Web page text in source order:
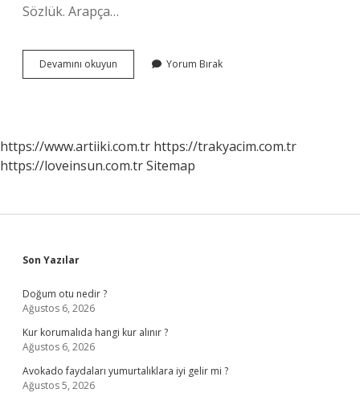
Sözlük. Arapça…
Devamını okuyun
Hangi
Yorum Bırak
https://www.artiiki.com.tr https://trakyacim.com.tr
https://loveinsun.com.trSitemap
Sidebar
Son Yazılar
Doğum otu nedir ?
Ağustos 6, 2026
Kur korumalıda hangi kur alınır ?
Ağustos 6, 2026
Avokado faydaları yumurtalıklara iyi gelir mi ?
Ağustos 5, 2026